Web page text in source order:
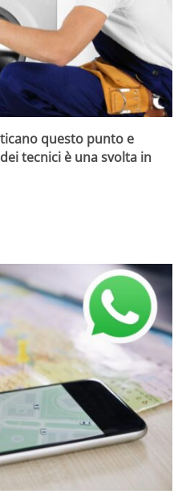
questo punto e
tecnici è una svolta in